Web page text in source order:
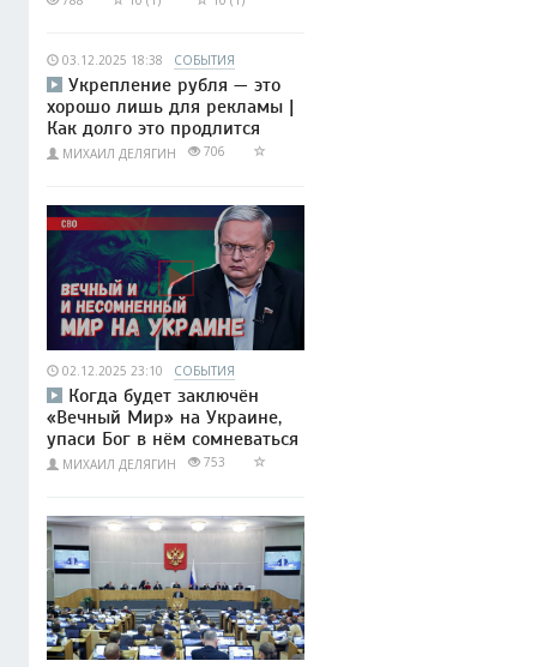
03.12.2025 18:38 СОБЫТИЯ
Укрепление рубля — это
хорошо лишь для рекламы |
Как долго это продлится
МИХАИЛ ДЕЛЯГИН 706
02.12.2025 23:10 СОБЫТИЯ
Когда будет заключён
«Вечный Мир» на Украине,
упаси Бог в нём сомневаться
МИХАИЛ ДЕЛЯГИН 753